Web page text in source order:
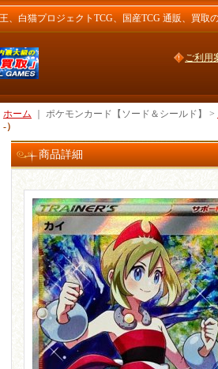
、白猫プロジェクトTCG、国産TCG 通販、買取
ご利用
ホーム ｜ ポケモンカード【ソード＆シールド】 >
-）
商品詳細